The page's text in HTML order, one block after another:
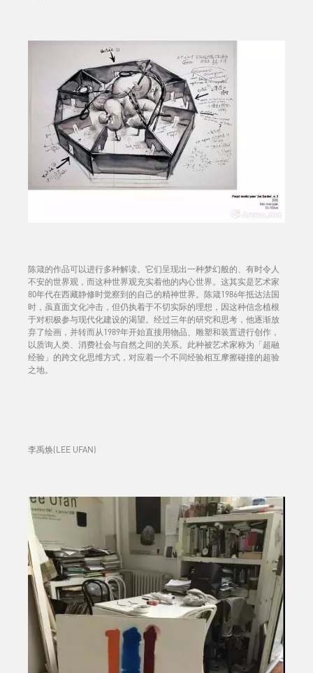
陈箴的作品可以进行多种解读。它们呈现出一种梦幻般的、有时令人
不安的世界观，而这种世界观充实着他的内心世界。这其实是艺术家
80年代在西藏静修时觉察到的自己的精神世界。陈箴1986年抵达法国
时，虽直面文化冲击，但仍执着于不切实际的理想，因这种信念植根
于对积极参与现代化建设的渴望。经过三年的研究和思考，他逐渐放
弃了绘画，并转而从1989年开始直接用物品、雕塑和装置进行创作，
以质询人类、消费社会与自然之间的关系。此种被艺术家称为「超融
经验」的跨文化思维方式，对应着一个不同经验相互摩擦碰撞的超验
之地。
李禹焕(LEE UFAN)